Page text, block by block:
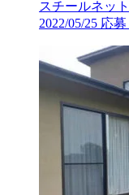
2022/05/25 応募